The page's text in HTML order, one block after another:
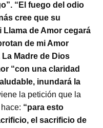
“El fuego del odio
cree que su
de Amor cegará
de mi Amor
Madre de Dios
“con una claridad
inundará la
la petición que la
“para esto
el sacrificio de